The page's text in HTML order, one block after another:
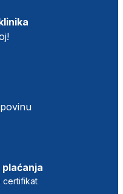
certifikat